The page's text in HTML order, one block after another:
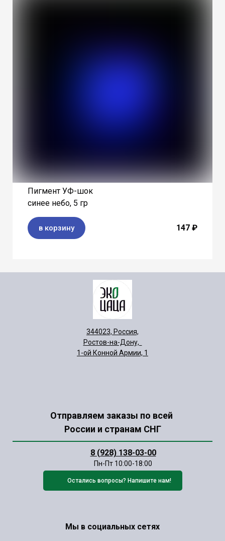
Пигмент УФ-шок
синее небо, 5 гр
в корзину 147 ₽
344023, Россия,
Ростов-на-Дону,
1-ой Конной Армии, 1
Отправляем заказы по всей
России и странам СНГ
8 (928) 138-03-00
Пн-Пт 10:00-18:00
Остались вопросы? Напишите нам!
Мы в социальных сетях